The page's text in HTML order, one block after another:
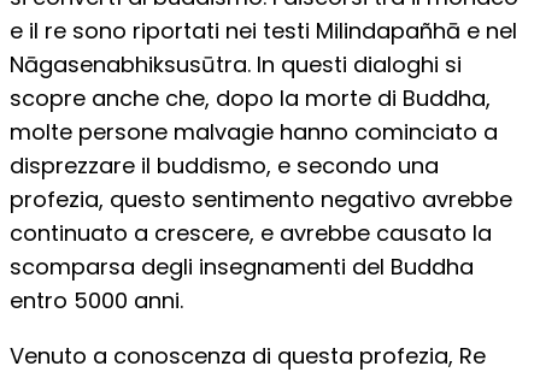
e il re sono riportati nei testi Milindapañhā e nel
Nāgasenabhiksusūtra. In questi dialoghi si
scopre anche che, dopo la morte di Buddha,
molte persone malvagie hanno cominciato a
disprezzare il buddismo, e secondo una
profezia, questo sentimento negativo avrebbe
continuato a crescere, e avrebbe causato la
scomparsa degli insegnamenti del Buddha
entro 5000 anni.
Venuto a conoscenza di questa profezia, Re